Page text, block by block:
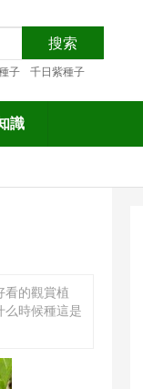
子 千日紫種子
識
看的觀賞植
么時候種這是